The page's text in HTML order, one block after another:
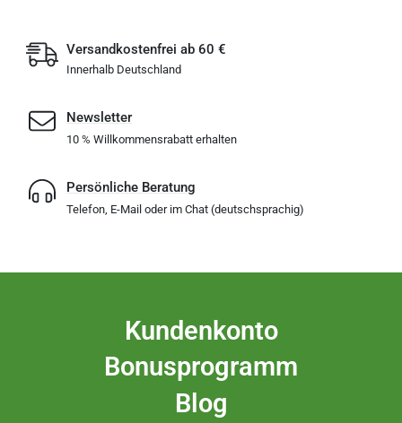
Versandkostenfrei ab 60 €
Innerhalb Deutschland
Newsletter
10 % Willkommensrabatt erhalten
Persönliche Beratung
Telefon, E-Mail oder im Chat (deutschsprachig)
Kundenkonto
Bonusprogramm
Blog